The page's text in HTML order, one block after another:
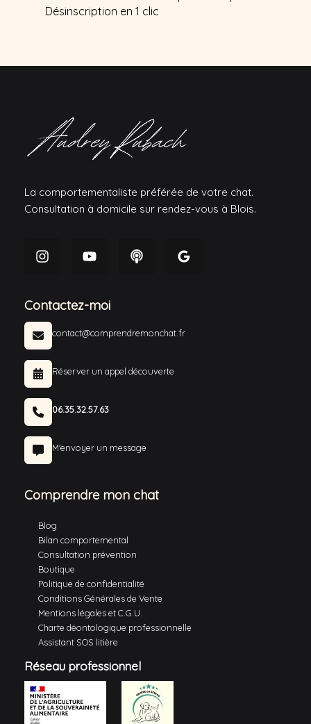
Désinscription en 1 clic
La comportementaliste préférée de votre chat.
Consultation à domicile sur rendez-vous à Blois.
Contactez-moi
contact@comprendremonchat.fr
Réserver un appel découverte
06.35.32.57.63
M'envoyer un message
Comprendre mon chat
Blog
Bilan comportemental
Consultation prévention
Boutique
Politique de confidentialité
Conditions Générales de Vente
Mentions légales et C.G.U.
Charte déontologique professionnelle
Assistant SOS litière
Réseau professionnel